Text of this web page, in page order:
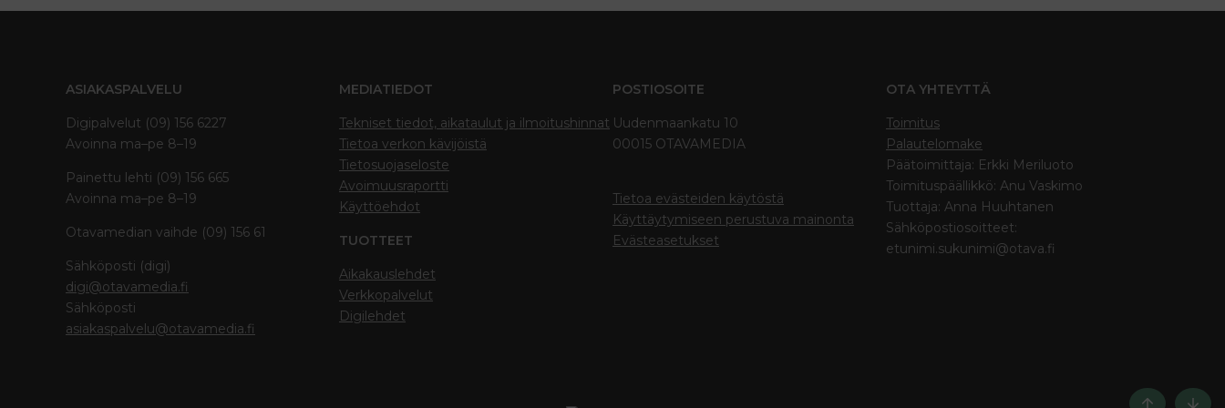
ASIAKASPALVELU
Digipalvelut (09) 156 6227
Avoinna ma–pe 8–19
Painettu lehti (09) 156 665
Avoinna ma–pe 8–19
Otavamedian vaihde (09) 156 61
Sähköposti (digi)
digi@otavamedia.fi
Sähköposti
asiakaspalvelu@otavamedia.fi
MEDIATIEDOT
Tekniset tiedot, aikataulut ja ilmoitushinnat
Tietoa verkon kävijöistä
Tietosuojaseloste
Avoimuusraportti
Käyttöehdot
TUOTTEET
Aikakauslehdet
Verkkopalvelut
Digilehdet
POSTIOSOITE
Uudenmaankatu 10
00015 OTAVAMEDIA
Tietoa evästeiden käytöstä
Käyttäytymiseen perustuva mainonta
Evästeasetukset
OTA YHTEYTTÄ
Toimitus
Palautelomake
Päätoimittaja: Erkki Meriluoto
Toimituspäällikkö: Anu Vaskimo
Tuottaja: Anna Huuhtanen
Sähköpostiosoitteet:
etunimi.sukunimi@otava.fi